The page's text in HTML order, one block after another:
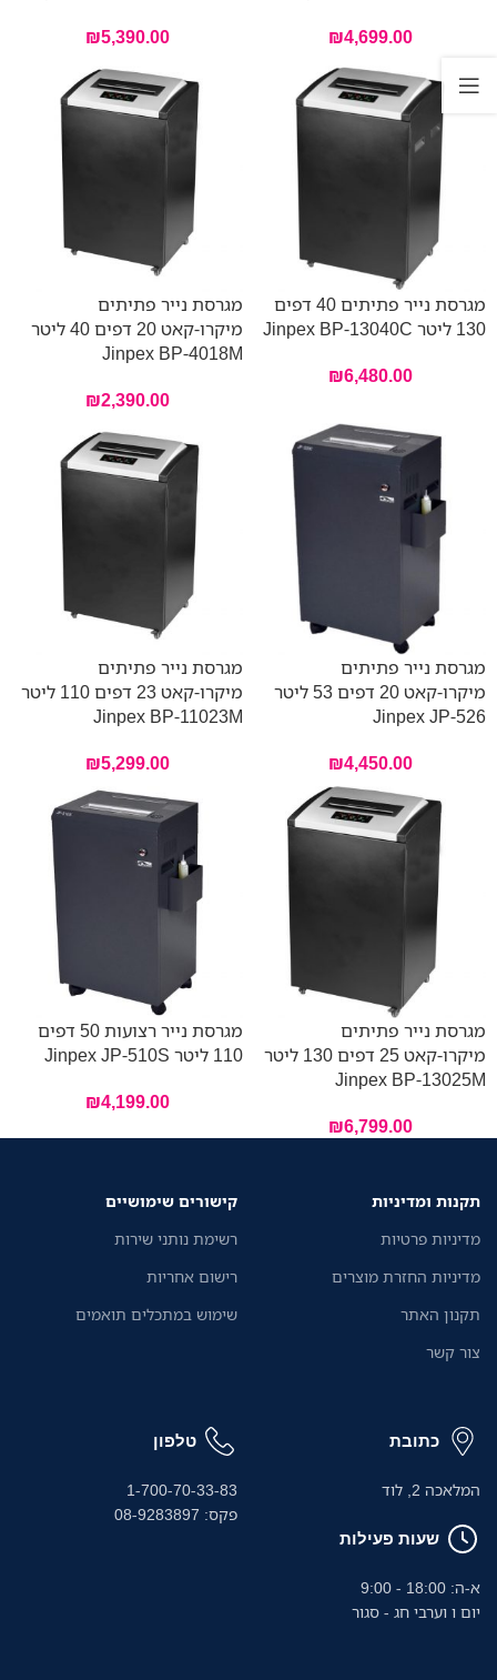
₪4,699.00
₪5,390.00
מגרסת נייר פתיתים 40 דפים
130 ליטר Jinpex BP-13040C
₪6,480.00
מגרסת נייר פתיתים
מיקרו-קאט 20 דפים 40 ליטר
Jinpex BP-4018M
₪2,390.00
מגרסת נייר פתיתים
מיקרו-קאט 20 דפים 53 ליטר
Jinpex JP-526
₪4,450.00
מגרסת נייר פתיתים
מיקרו-קאט 23 דפים 110 ליטר
Jinpex BP-11023M
₪5,299.00
מגרסת נייר פתיתים
מיקרו-קאט 25 דפים 130 ליטר
Jinpex BP-13025M
₪6,799.00
מגרסת נייר רצועות 50 דפים
110 ליטר Jinpex JP-510S
₪4,199.00
תקנות ומדיניות
מדיניות פרטיות
מדיניות החזרת מוצרים
תקנון האתר
צור קשר
קישורים שימושיים
רשימת נותני שירות
רישום אחריות
שימוש במתכלים תואמים
כתובת
המלאכה 2, לוד
שעות פעילות
א-ה: 18:00 - 9:00
יום ו וערבי חג - סגור
טלפון
1-700-70-33-83
פקס: 08-9283897